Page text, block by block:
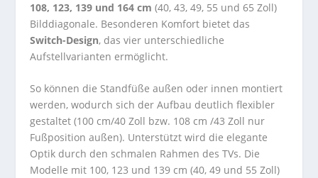
108, 123, 139 und 164 cm (40, 43, 49, 55 und 65 Zoll)
Bilddiagonale. Besonderen Komfort bietet das
Switch-Design, das vier unterschiedliche
Aufstellvarianten ermöglicht.
So können die Standfüße außen oder innen montiert
werden, wodurch sich der Aufbau deutlich flexibler
gestaltet (100 cm/40 Zoll bzw. 108 cm /43 Zoll nur
Fußposition außen). Unterstützt wird die elegante
Optik durch den schmalen Rahmen des TVs. Die
Modelle mit 100, 123 und 139 cm (40, 49 und 55 Zoll)